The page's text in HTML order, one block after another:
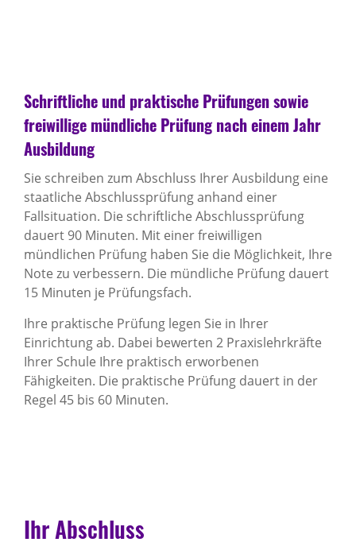
Schriftliche und praktische Prüfungen sowie
freiwillige mündliche Prüfung nach einem Jahr
Ausbildung
Sie schreiben zum Abschluss Ihrer Ausbildung eine
staatliche Abschlussprüfung anhand einer
Fallsituation. Die schriftliche Abschlussprüfung
dauert 90 Minuten. Mit einer freiwilligen
mündlichen Prüfung haben Sie die Möglichkeit, Ihre
Note zu verbessern. Die mündliche Prüfung dauert
15 Minuten je Prüfungsfach.
Ihre praktische Prüfung legen Sie in Ihrer
Einrichtung ab. Dabei bewerten 2 Praxislehrkräfte
Ihrer Schule Ihre praktisch erworbenen
Fähigkeiten. Die praktische Prüfung dauert in der
Regel 45 bis 60 Minuten.
Ihr Abschluss